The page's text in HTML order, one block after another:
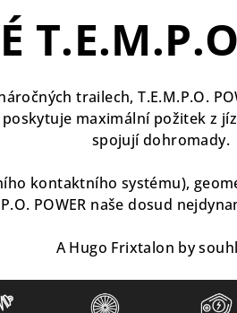
trailech, T.E.M.P.O.
maximální požitek z
spojují dohromady.
kontaktního systému),
POWER naše dosud
A Hugo Frixtalon by